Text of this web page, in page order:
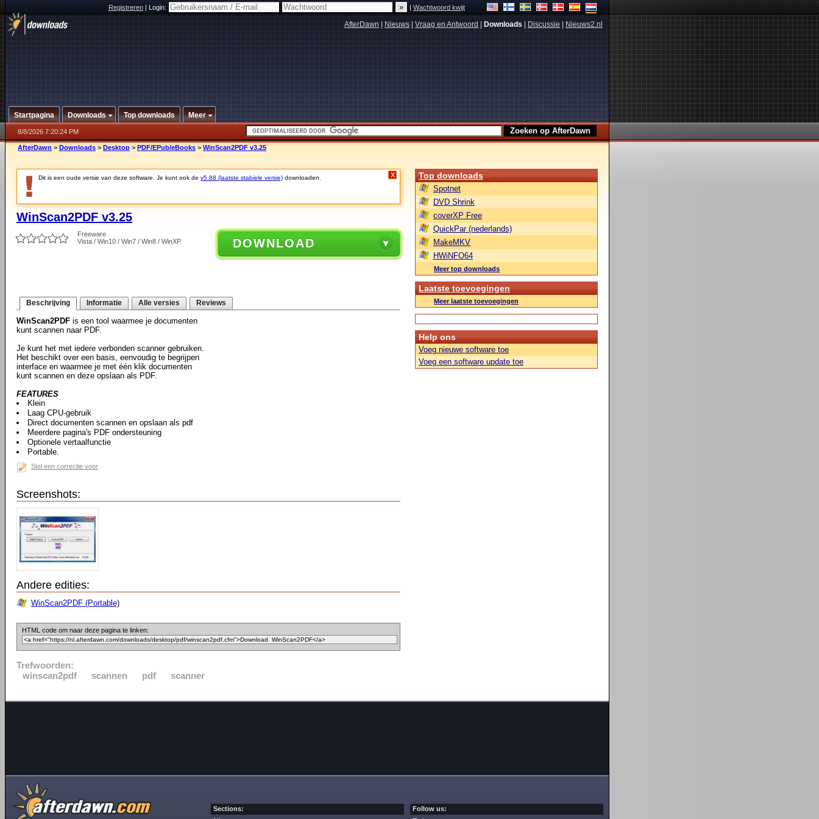
Registreren|Login: |Wachtwoord kwijt
AfterDawn Nieuws Vraag en Antwoord Downloads Discussie Nieuws2.nl
Startpagina Downloads Top downloads Meer
8/8/2026 7:20:24 PM
AfterDawn > Downloads > Desktop > PDF/EPub/eBooks > WinScan2PDF v3.25
Dit is een oude versie van deze software. Je kunt ook de v5.88 (laatste stabiele versie) downloaden. X
WinScan2PDF v3.25
Freeware
Vista / Win10 / Win7 / Win8 / WinXP
DOWNLOAD
Beschrijving Informatie Alle versies Reviews
WinScan2PDF is een tool waarmee je documenten
kunt scannen naar PDF.
Je kunt het met iedere verbonden scanner gebruiken.
Het beschikt over een basis, eenvoudig te begrijpen
interface en waarmee je met één klik documenten
kunt scannen en deze opslaan als PDF.
FEATURES
Klein
Laag CPU-gebruik
Direct documenten scannen en opslaan als pdf
Meerdere pagina's PDF ondersteuning
Optionele vertaalfunctie
Portable.
Stel een correctie voor
Screenshots:
Andere edities:
WinScan2PDF (Portable)
HTML code om naar deze pagina te linken:
Trefwoorden:
winscan2pdf
scannen pdf scanner
Top downloads
Spotnet
DVD Shrink
coverXP Free
QuickPar (nederlands)
MakeMKV
HWiNFO64
Meer top downloads
Laatste toevoegingen
Meer laatste toevoegingen
Help ons
Voeg nieuwe software toe
Voeg een software update toe
Sections: Follow us: